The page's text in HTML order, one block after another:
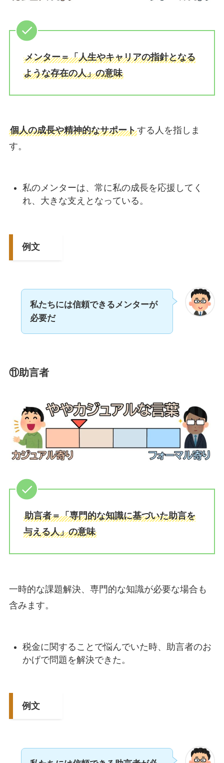
メンター＝「人生やキャリアの指針となる
ような存在の人」の意味
個人の成長や精神的なサポートする人を指しま
す。
私のメンターは、常に私の成長を応援してく
れ、大きな支えとなっている。
例文
私たちには信頼できるメンターが
必要だ
⑪助言者
助言者＝「専門的な知識に基づいた助言を
与える人」の意味
一時的な課題解決、専門的な知識が必要な場合も
含みます。
税金に関することで悩んでいた時、助言者のお
かげで問題を解決できた。
例文